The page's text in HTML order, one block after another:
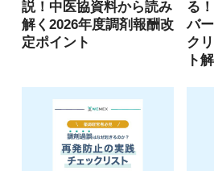
説！中医協資料から読み
解く2026年度調剤報酬改
定ポイント
る
バ
ク
ト